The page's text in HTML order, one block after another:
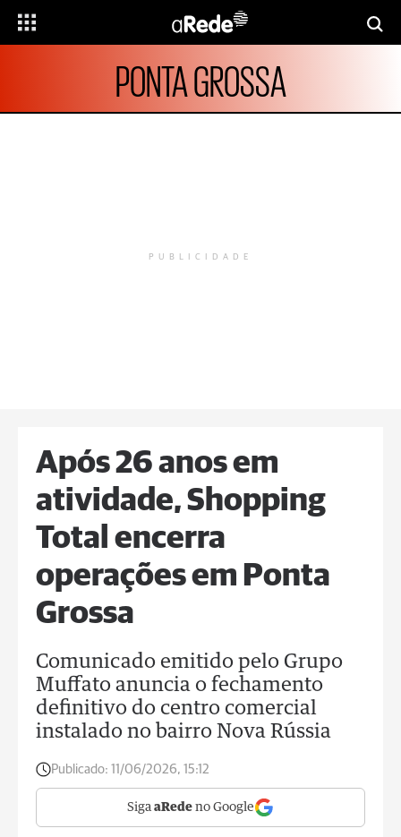
PONTA GROSSA
PUBLICIDADE
Após 26 anos em
atividade, Shopping
Total encerra
operações em Ponta
Grossa
Comunicado emitido pelo Grupo
Muffato anuncia o fechamento
definitivo do centro comercial
instalado no bairro Nova Rússia
Publicado: 11/06/2026, 15:12
Siga aRede no Google